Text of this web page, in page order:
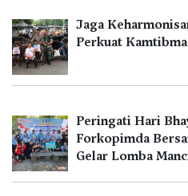
Jaga
Perkuat
Peringati Hari
Forkopimda
Gelar Lomba